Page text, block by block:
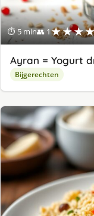
⏱ 5 min👥 1
Ayran = Yogurt
Bijgerechten